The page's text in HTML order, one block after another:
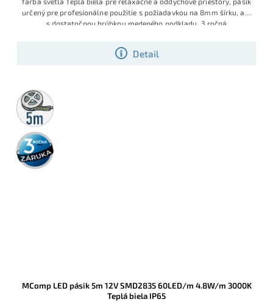
Detail
určený pre profesionálne použitie s požiadavkou na 8mm šírku, ale
s dostatočnou hrúbkou medeného podkladu, 3 ročná
5m
rolka
3 roky
záruka
MComp LED pásik 5m 12V SMD2835 60LED/m 4.8W/m 3000K
Teplá biela IP65